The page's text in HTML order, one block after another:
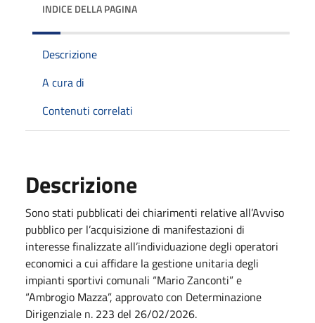
INDICE DELLA PAGINA
Descrizione
A cura di
Contenuti correlati
Descrizione
Sono stati pubblicati dei chiarimenti relative all’Avviso
pubblico per l’acquisizione di manifestazioni di
interesse finalizzate all’individuazione degli operatori
economici a cui affidare la gestione unitaria degli
impianti sportivi comunali “Mario Zanconti” e
“Ambrogio Mazza”, approvato con Determinazione
Dirigenziale n. 223 del 26/02/2026.